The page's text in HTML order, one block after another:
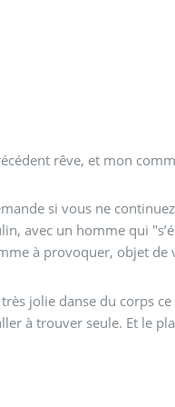
rêve, et mon
si vous ne
avec un homme qui
à provoquer, objet de
très jolie danse du corps
à trouver seule. Et le